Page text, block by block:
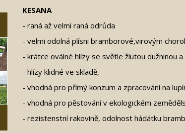
KESANA
- raná až velmi raná odrůda
- velmi odolná plísni bramborové,virovým
- krátce oválné hlízy se světle žlutou dužninou
- hlízy klidné ve skladě,
- vhodná pro přímý konzum a zpracování na
- vhodná pro pěstování v ekologickém
- rezistenstní rakovině, odolnost hádátku